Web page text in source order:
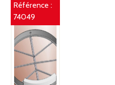
Référence :
74049